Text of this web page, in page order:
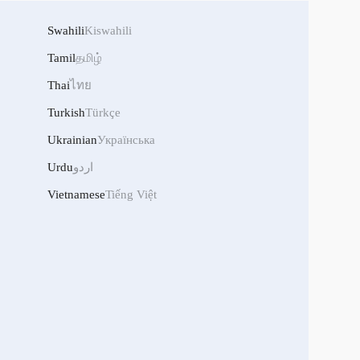
SwahiliKiswahili
Tamilதமிழ்
Thaiไทย
TurkishTürkçe
UkrainianУкраїнська
Urduاردو
VietnameseTiếng Việt